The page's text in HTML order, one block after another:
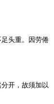
头重。因劳倦
开，故须加以